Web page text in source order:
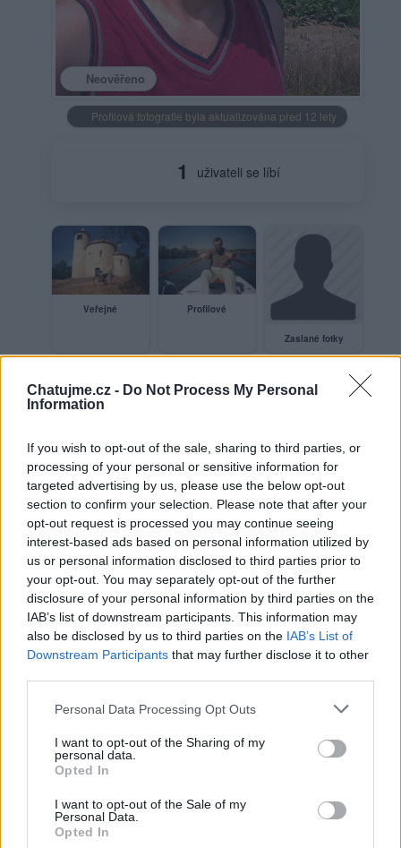
Chatujme.cz - Do Not Process My Personal
Information
If you wish to opt-out of the sale, sharing to third parties, or
processing of your personal or sensitive information for
targeted advertising by us, please use the below opt-out
section to confirm your selection. Please note that after your
opt-out request is processed you may continue seeing
interest-based ads based on personal information utilized by
us or personal information disclosed to third parties prior to
your opt-out. You may separately opt-out of the further
disclosure of your personal information by third parties on the
IAB’s list of downstream participants. This information may
also be disclosed by us to third parties on the IAB’s List of
Downstream Participants that may further disclose it to other
Personal Data Processing Opt Outs
I want to opt-out of the Sharing of my
personal data.
Opted In
I want to opt-out of the Sale of my
Personal Data.
Opted In
Neověřeno
Profilová fotografie byla aktualizována před 12 lety
1 uživateli se líbí
Veřejné Profilové
Zaslané fotky
Tento uživatel zatím neprokázal svou identitu ověřovací
fotografií. U neověřených profilů nelze zaručit, že fotografie a
údaje odpovídají skutečné osobě.
Věk: ??
Kontakt
Napsat uživateli vzkaz
Informace o profilu a chatu
Registrace od: 11.04.2014 15:14
Online : Není nikde online
Naposledy aktivní: 14.07.2025 09:42
Počet přátel : 0
Profil zobrazen
: 65x